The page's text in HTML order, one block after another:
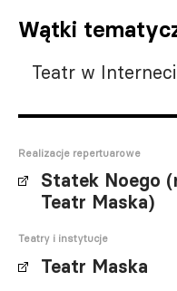
Wątki
Teatr w
Realizacje repertuarowe
Statek Noego
Teatr Maska)
Teatry i instytucje
Teatr Maska